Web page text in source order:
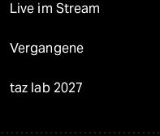
Live im Stream
Vergangene
taz lab 2027